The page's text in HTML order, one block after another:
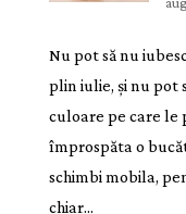
Nu pot să nu
plin iulie, și nu pot
culoare pe care le
împrospăta o
schimbi mobila,
chiar...